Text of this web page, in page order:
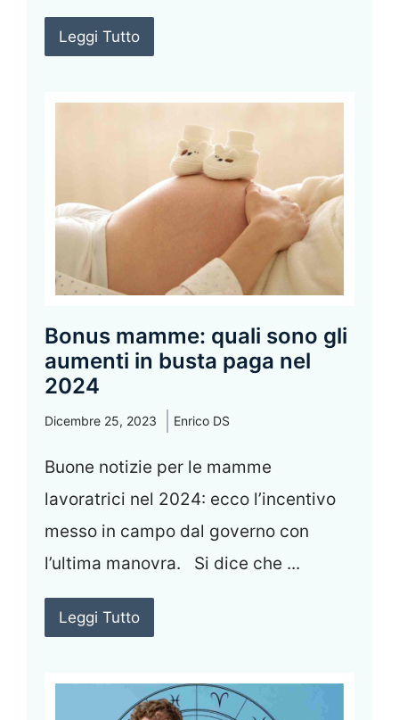
Leggi Tutto
Bonus mamme: quali sono gli
aumenti in busta paga nel
2024
Dicembre 25, 2023 Enrico DS
Buone notizie per le mamme
lavoratrici nel 2024: ecco l’incentivo
messo in campo dal governo con
l’ultima manovra. Si dice che ...
Leggi Tutto